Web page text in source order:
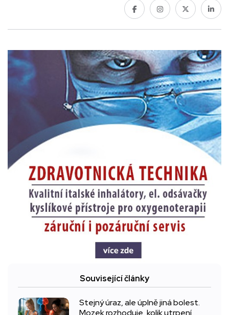
Související články
Stejný úraz, ale úplně jiná bolest.
Mozek rozhoduje, kolik utrpení